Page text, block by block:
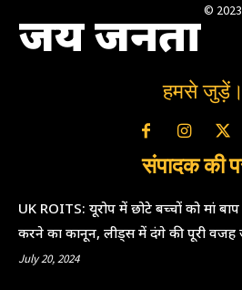
जय जनता © 2023
हमसे जुड़ें।
संपादक की
UK ROITS: यूरोप में छोटे बच्चों को मां
करने का कानून, लीड्स में दंगे की पूरी वजह
July 20, 2024